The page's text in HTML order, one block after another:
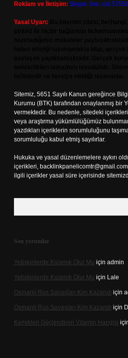
Reklam ve İletişim: Skype:
Yasal Uyarı:
Sitemiz, 5651 Sayılı Kanun gereğince
Kurumu (BTK) tarafından onaylanmış bir
vermektedir. Bu nedenle, sitedeki
veya araştırma yükümlülüğümüz
yazdıkları içeriklerin sorumluluğunu
sorumluluğu kabul etmiş sayılırlar.
Hukuka ve yasal düzenlemelere aykırı
içerikleri, backlinkpanelicomtr@gmail.com
ilgili içerikler yasal süre içerisinde
Son yorumlar
Yetişkinlerde Kızamık Olur Mu için admin
Yetişkinlerde Kızamık Olur Mu için Lale
Osmanlı Rus Savaşları Kim Kazandı için
Osmanlı Rus Savaşları Kim Kazandı için
Kemikleri Güçlendiren Vitamin Hangisi